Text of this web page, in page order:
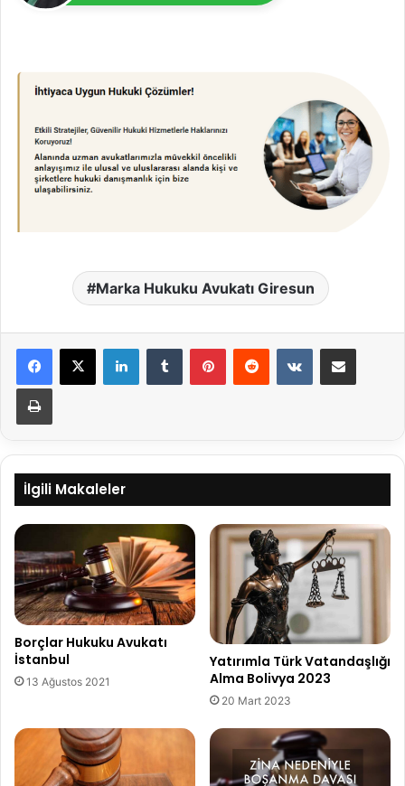
Marka Hukuku Avukatı Giresun
LinkedInTumblr PinterestReddit VKontakteE-Posta ile paylaş
Yazdır
İlgili Makaleler
Borçlar Hukuku Avukatı
İstanbul
13 Ağustos 2021
Yatırımla Türk Vatandaşlığı
Alma Bolivya 2023
20 Mart 2023